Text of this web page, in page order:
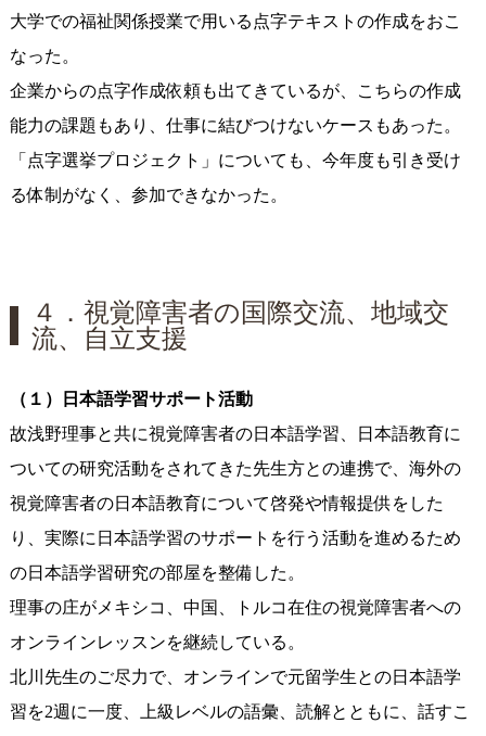
大学での福祉関係授業で用いる点字テキストの作成をおこ
なった。
企業からの点字作成依頼も出てきているが、こちらの作成
能力の課題もあり、仕事に結びつけないケースもあった。
「点字選挙プロジェクト」についても、今年度も引き受け
る体制がなく、参加できなかった。
４．視覚障害者の国際交流、地域交
流、自立支援
（１）日本語学習サポート活動
故浅野理事と共に視覚障害者の日本語学習、日本語教育に
ついての研究活動をされてきた先生方との連携で、海外の
視覚障害者の日本語教育について啓発や情報提供をした
り、実際に日本語学習のサポートを行う活動を進めるため
の日本語学習研究の部屋を整備した。
理事の庄がメキシコ、中国、トルコ在住の視覚障害者への
オンラインレッスンを継続している。
北川先生のご尽力で、オンラインで元留学生との日本語学
習を2週に一度、上級レベルの語彙、読解とともに、話すこ